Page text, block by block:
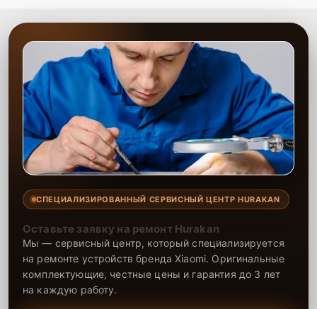
СПЕЦИАЛИЗИРОВАННЫЙ СЕРВИСНЫЙ ЦЕНТР HURAKAN
Оставьте заявку на ремонт Hurakan
Мы — сервисный центр, который специализируется
на ремонте устройств бренда Xiaomi. Оригинальные
комплектующие, честные цены и гарантия до 3 лет
на каждую работу.